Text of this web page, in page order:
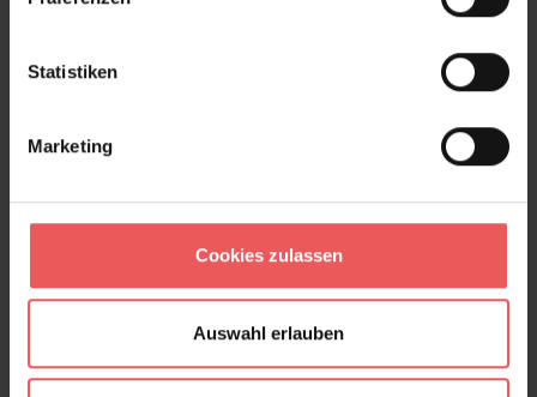
Statistiken
Marketing
Cookies zulassen
Auswahl erlauben
Produktgalerie überspringen
Varianten